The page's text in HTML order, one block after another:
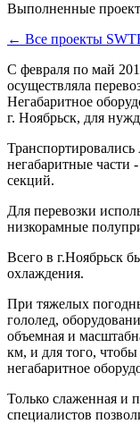
Выполненные
← Все проекты
С февраля по май
осуществляла
Негабаритное
г. Ноябрьск, для
негабаритные части
секций.
Для перевозки
низкорамные
Всего в г.Ноябрьск
охлаждения.
При тяжелых
гололед,
объемная и
км, и для того, чтобы
негабаритное
Только слаженная и
специалистов